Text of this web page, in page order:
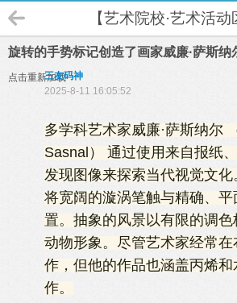
【艺术院校·艺术活动
旋转的手势标记创造了画家威廉·萨斯纳
点击重新加载
三友码神
2025-8-11 16:05:52
多学科艺术家威廉·萨斯纳尔
Sasnal） 通过使用来自报纸
发现图像来探索当代视觉文
将宽阔的漩涡笔触与精确、
置。抽象的风景以有限的调
动物形象。尽管艺术家经常在
作，但他的作品也涵盖丙烯和
作。